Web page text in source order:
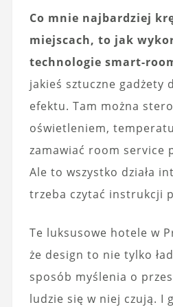
Co mnie najbardziej
miejscach, to jak
technologie smart-
jakieś sztuczne gadżety
efektu. Tam można
oświetleniem,
zamawiać room service
Ale to wszystko działa
trzeba czytać instrukcji
Te luksusowe hotele w
że design to nie tylko
sposób myślenia o
ludzie się w niej czują. I